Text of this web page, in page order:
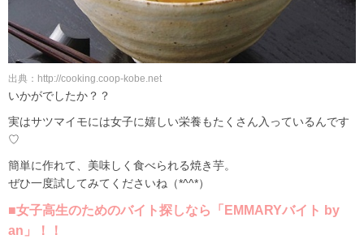
出典：http://cooking.coop-kobe.net
いかがでしたか？？
実はサツマイモには女子に嬉しい栄養もたくさん入っているんです
♡
簡単に作れて、美味しく食べられる焼き芋。
ぜひ一度試してみてくださいね（*^^*）
■女子高生のためのバイト探しなら「EMMARYバイト by
an」！！